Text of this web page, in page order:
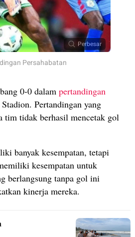
Perbesar
Persahabatan
0-0 dalam pertandingan
Pertandingan yang
tim tidak berhasil mencetak gol
banyak kesempatan, tetapi
kesempatan untuk
berlangsung tanpa gol ini
kinerja mereka.